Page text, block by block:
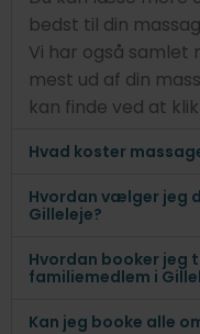
bedst til din
Vi har også samlet
mest ud af din
kan finde ved at
Hvad koster
Hvordan vælger jeg
Gilleleje?
Hvordan booker jeg
familiemedlem i
Kan jeg booke alle